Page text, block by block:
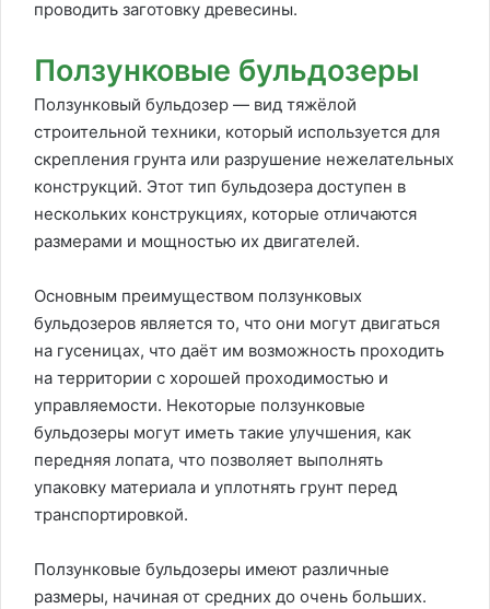
проводить заготовку древесины.
Ползунковые бульдозеры
Ползунковый бульдозер — вид тяжёлой
строительной техники, который используется для
скрепления грунта или разрушение нежелательных
конструкций. Этот тип бульдозера доступен в
нескольких конструкциях, которые отличаются
размерами и мощностью их двигателей.
Основным преимуществом ползунковых
бульдозеров является то, что они могут двигаться
на гусеницах, что даёт им возможность проходить
на территории с хорошей проходимостью и
управляемости. Некоторые ползунковые
бульдозеры могут иметь такие улучшения, как
передняя лопата, что позволяет выполнять
упаковку материала и уплотнять грунт перед
транспортировкой.
Ползунковые бульдозеры имеют различные
размеры, начиная от средних до очень больших.